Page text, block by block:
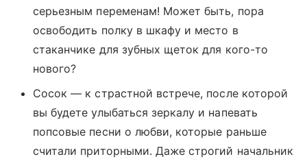
серьезным переменам! Может быть, пора
освободить полку в шкафу и место в
стаканчике для зубных щеток для кого-то
нового?
Сосок — к страстной встрече, после которой
вы будете улыбаться зеркалу и напевать
попсовые песни о любви, которые раньше
считали приторными. Даже строгий начальник